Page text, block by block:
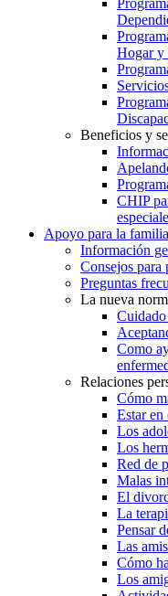
Hogar y
Beneficios y
CHIP
Apoyo para la familia
Información
Consejos para
Preguntas
La nueva
Cuidado
Como
Relaciones
Cómo
Estar en
Los
Los
Red de
Malas
El
La
Pensar
Las
Cómo
Los